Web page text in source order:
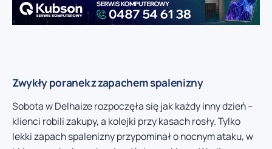
Zwykły poranek z zapachem spalenizny
Sobota w Delhaize rozpoczęła się jak każdy inny dzień –
klienci robili zakupy, a kolejki przy kasach rosły. Tylko
lekki zapach spalenizny przypominał o nocnym ataku, w